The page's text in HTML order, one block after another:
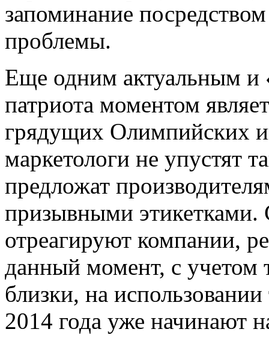
запоминание
проблемы.
Еще одним актуальным
патриота моментом
грядущих Олимпийских
маркетологи не упустят
предложат
призывными этикетками.
отреагируют компании,
данный момент, с учетом
близки, на
2014 года уже начинают